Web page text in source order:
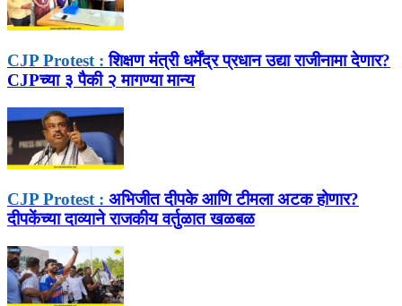
CJP Protest : शिक्षण मंत्री धर्मेंद्र प्रधान उद्या राजीनामा देणार?
CJPच्या ३ पैकी २ मागण्या मान्य
CJP Protest : अभिजीत दीपके आणि टीमला अटक होणार?
दीपकेंच्या दाव्याने राजकीय वर्तुळात खळबळ